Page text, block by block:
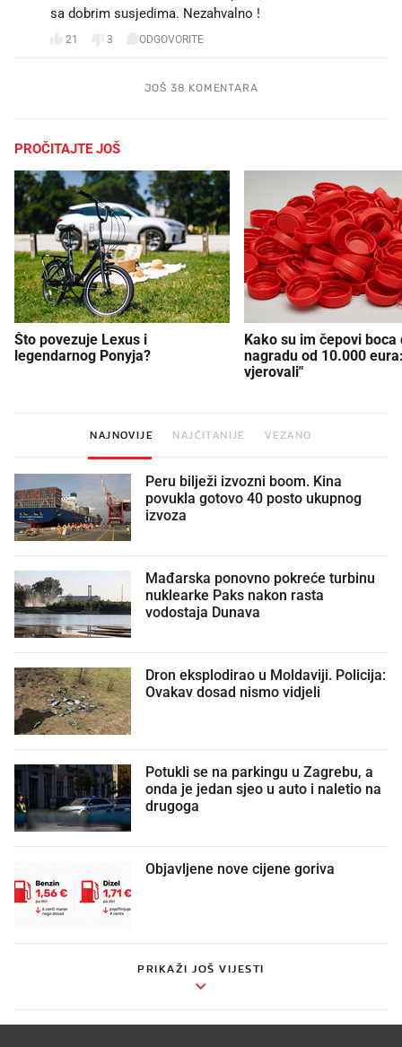
sa dobrim susjedima. Nezahvalno !
21 3 ODGOVORITE
JOŠ 38 KOMENTARA
PROČITAJTE JOŠ
Što povezuje Lexus i
legendarnog Ponyja?
Kako su im čepovi boca
nagradu od 10.000
vjerovali"
NAJNOVIJE NAJČITANIJE VEZANO
Peru bilježi izvozni boom. Kina
povukla gotovo 40 posto ukupnog
izvoza
Mađarska ponovno pokreće turbinu
nuklearke Paks nakon rasta
vodostaja Dunava
Dron eksplodirao u Moldaviji. Policija:
Ovakav dosad nismo vidjeli
Potukli se na parkingu u Zagrebu, a
onda je jedan sjeo u auto i naletio na
drugoga
Objavljene nove cijene goriva
PRIKAŽI JOŠ VIJESTI